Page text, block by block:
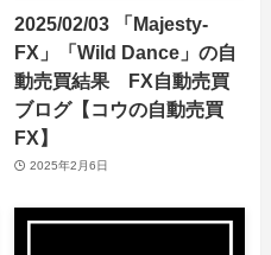
2025/02/03 「Majesty-
FX」「Wild Dance」の自
動売買結果 FX自動売買
ブログ【コウの自動売買
FX】
2025年2月6日